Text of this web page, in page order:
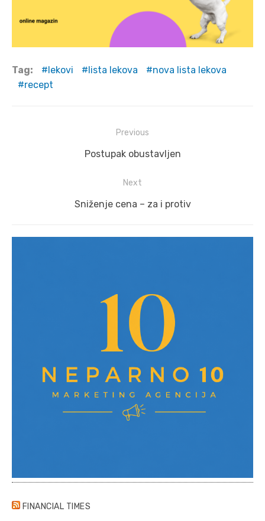
Tag: lekovi lista lekova
nova lista lekova
recept
Previous
Previous
Postupak obustavljen
Next
Next
Sniženje cena – za i protiv
FINANCIAL TIMES